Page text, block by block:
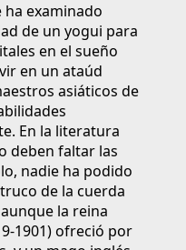
ha examinado
de un yogui para
en el sueño
en un ataúd
asiáticos de
En la literatura
deben faltar las
nadie ha podido
de la cuerda
la reina
1901) ofreció por